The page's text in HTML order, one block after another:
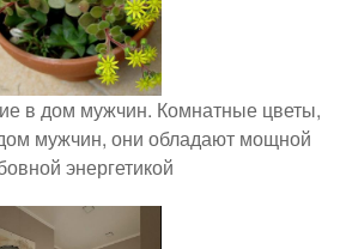
в дом мужчин. Комнатные цветы,
мужчин, они обладают мощной
энергетикой